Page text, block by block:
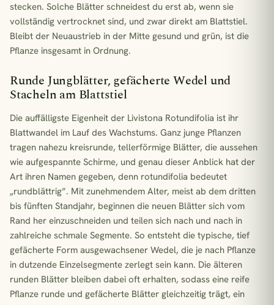
stecken. Solche Blätter schneidest du erst ab, wenn sie
vollständig vertrocknet sind, und zwar direkt am Blattstiel.
Bleibt der Neuaustrieb in der Mitte gesund und grün, ist die
Pflanze insgesamt in Ordnung.
Runde Jungblätter, gefächerte Wedel und
Stacheln am Blattstiel
Die auffälligste Eigenheit der Livistona Rotundifolia ist ihr
Blattwandel im Lauf des Wachstums. Ganz junge Pflanzen
tragen nahezu kreisrunde, tellerförmige Blätter, die aussehen
wie aufgespannte Schirme, und genau dieser Anblick hat der
Art ihren Namen gegeben, denn rotundifolia bedeutet
„rundblättrig”. Mit zunehmendem Alter, meist ab dem dritten
bis fünften Standjahr, beginnen die neuen Blätter sich vom
Rand her einzuschneiden und teilen sich nach und nach in
zahlreiche schmale Segmente. So entsteht die typische, tief
gefächerte Form ausgewachsener Wedel, die je nach Pflanze
in dutzende Einzelsegmente zerlegt sein kann. Die älteren
runden Blätter bleiben dabei oft erhalten, sodass eine reife
Pflanze runde und gefächerte Blätter gleichzeitig trägt, ein